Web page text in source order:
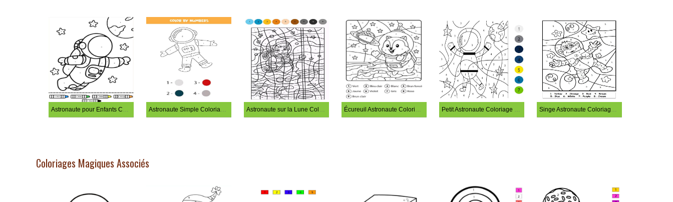
Astronaute pour Enfants Coloriage Magique Astronaute Simple Coloriage Magique Astronaute sur la Lune Coloriage Magique Écureuil Astronaute Coloriage Magique Petit Astronaute Coloriage Magique Singe Astronaute Coloriage Magique
Coloriages Magiques Associés